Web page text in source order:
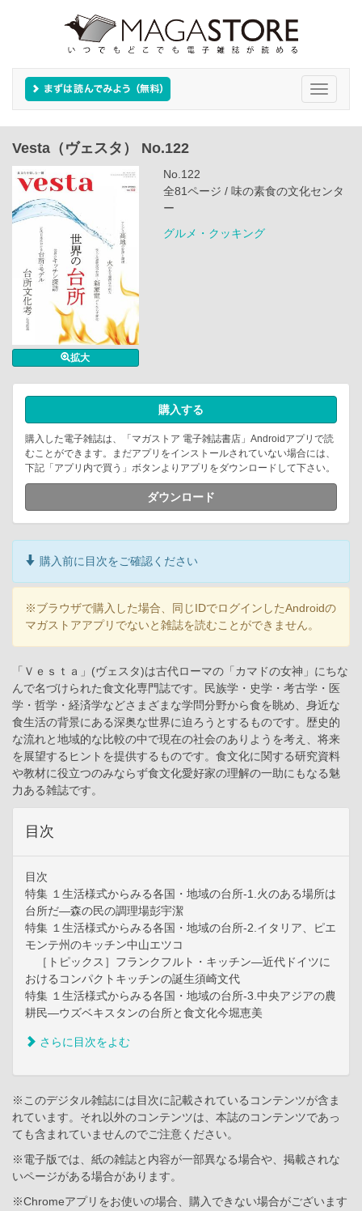
Toggle
Vesta（ヴェスタ） No.122
拡大
No.122
全81ページ / 味の素食の文化センタ
ー
グルメ・クッキング
購入する
購入した電子雑誌は、「マガストア 電子雑誌書店」Androidアプリで読
むことができます。まだアプリをインストールされていない場合には、
下記「アプリ内で買う」ボタンよりアプリをダウンロードして下さい。
ダウンロード
購入前に目次をご確認ください
※ブラウザで購入した場合、同じIDでログインしたAndroidの
マガストアアプリでないと雑誌を読むことができません。
「Ｖｅｓｔａ」(ヴェスタ)は古代ローマの「カマドの女神」にちな
んで名づけられた食文化専門誌です。民族学・史学・考古学・医
学・哲学・経済学などさまざまな学問分野から食を眺め、身近な
食生活の背景にある深奥な世界に迫ろうとするものです。歴史的
な流れと地域的な比較の中で現在の社会のありようを考え、将来
を展望するヒントを提供するものです。食文化に関する研究資料
や教材に役立つのみならず食文化愛好家の理解の一助にもなる魅
力ある雑誌です。
目次
目次
特集 １生活様式からみる各国・地域の台所-1.火のある場所は
台所だ―森の民の調理場彭宇潔
特集 １生活様式からみる各国・地域の台所-2.イタリア、ピエ
モンテ州のキッチン中山エツコ
［トピックス］フランクフルト・キッチン―近代ドイツに
おけるコンパクトキッチンの誕生須崎文代
特集 １生活様式からみる各国・地域の台所-3.中央アジアの農
耕民―ウズベキスタンの台所と食文化今堀恵美
さらに目次をよむ
※このデジタル雑誌には目次に記載されているコンテンツが含ま
れています。それ以外のコンテンツは、本誌のコンテンツであっ
ても含まれていませんのでご注意ください。
※電子版では、紙の雑誌と内容が一部異なる場合や、掲載されな
いページがある場合があります。
※Chromeアプリをお使いの場合、購入できない場合がございます